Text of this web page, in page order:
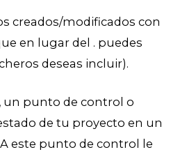
creados/modificados con
en lugar del . puedes
deseas incluir).
, un punto de control o
de tu proyecto en un
este punto de control le